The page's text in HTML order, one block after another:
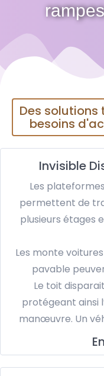
Des solutions
besoins
Invisible
Les
permettent de
plusieurs étages
Les monte voitures
pavable
Le toit
protégeant ainsi
manœuvre. Un